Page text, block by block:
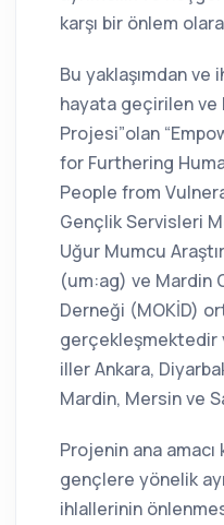
karşı bir önlem
Bu yaklaşımdan
hayata geçirilen ve
Projesi”olan
for Furthering
People from
Gençlik Servisleri
Uğur Mumcu
(um:ag) ve Mardin
Derneği (MOKİD)
gerçekleşmektedir
iller Ankara,
Mardin, Mersin ve
Projenin ana amacı
gençlere yönelik
ihlallerinin